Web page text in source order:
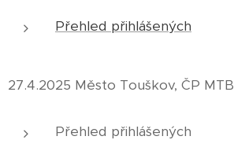
Přehled přihlášených
27.4.2025 Město Touškov, ČP MTB
Přehled přihlášených